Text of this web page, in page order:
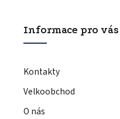
Informace pro vás
Kontakty
Velkoobchod
O nás